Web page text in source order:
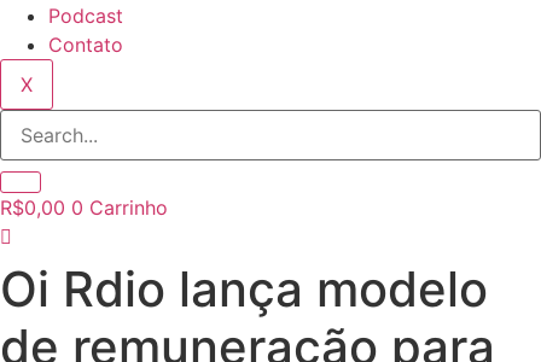
Podcast
Contato
X
R$0,00 0 Carrinho
Oi Rdio lança modelo
de remuneração para